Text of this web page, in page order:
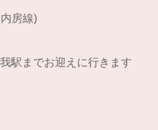
房線)
駅までお迎えに行きます